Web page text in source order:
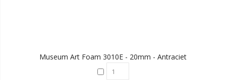
Museum Art Foam 3010E - 20mm - Antraciet